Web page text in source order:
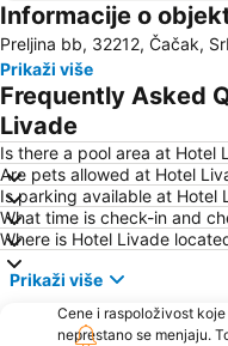
Gružansko jezero
Ovčarsko-Kablarska
Vodeni park Izvor
Etno selo Galetovo sokače
Crkva svetog Đorđa
Informacije o
Preljina bb, 32212, Čačak,
Prikaži više
Frequently Asked
Livade
Is there a pool area at Hotel
Are pets allowed at Hotel
Is parking available at Hotel
What time is check-in and
Where is Hotel Livade
Prikaži više
Cene i raspoloživost
neprestano se menjaju.